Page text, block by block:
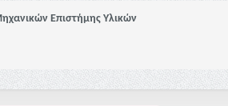
Επιστήμης Υλικών